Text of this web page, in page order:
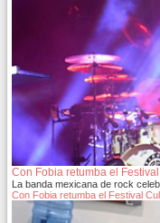
Con Fobia retumba el
La banda mexicana de rock
Con Fobia retumba el Festival